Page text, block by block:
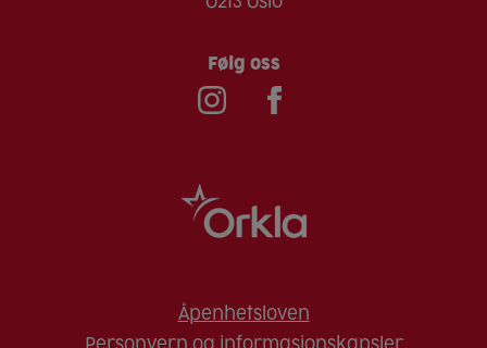
Følg oss
Åpenhetsloven